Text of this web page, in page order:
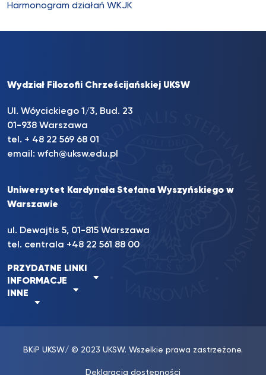
Harmonogram działań WKJK
Wydział Filozofii Chrześcijańskiej UKSW
Ul. Wóycickiego 1/3, Bud. 23
01-938 Warszawa
tel. + 48 22 569 68 01
email: wfch@uksw.edu.pl
Uniwersytet Kardynała Stefana Wyszyńskiego w
Warszawie
ul. Dewajtis 5, 01-815 Warszawa
tel. centrala +48 22 561 88 00
PRZYDATNE LINKI
INFORMACJE
INNE
BKiP UKSW/ © 2023 UKSW. Wszelkie prawa zastrzeżone.
Deklaracja dostępności